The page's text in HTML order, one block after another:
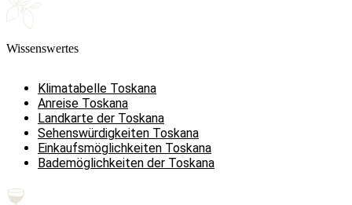
Wissenswertes
Klimatabelle Toskana
Anreise Toskana
Landkarte der Toskana
Sehenswürdigkeiten Toskana
Einkaufsmöglichkeiten Toskana
Bademöglichkeiten der Toskana